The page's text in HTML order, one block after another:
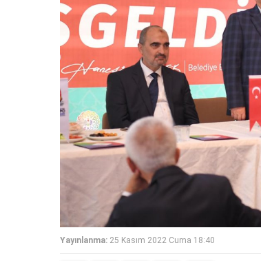
Yayınlanma: 25 Kasım 2022 Cuma 18:40